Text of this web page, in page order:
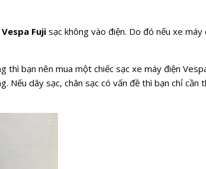
Fuji sạc không vào điện. Do đó nếu xe
thì bạn nên mua một chiếc sạc xe máy điện
Nếu dây sạc, chân sạc có vấn đề thì bạn chỉ cần